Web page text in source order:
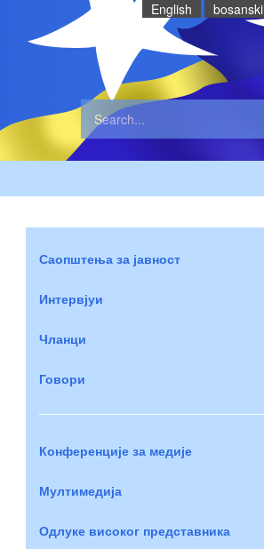
English bosanski
Саопштења за јавност
Интервјуи
Чланци
Говори
Конференције за медије
Мултимедија
Одлуке високог представника